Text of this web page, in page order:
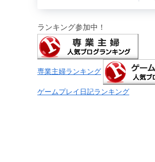
ランキング参加中！
専業主婦ランキング
ゲームプレイ日記ランキング